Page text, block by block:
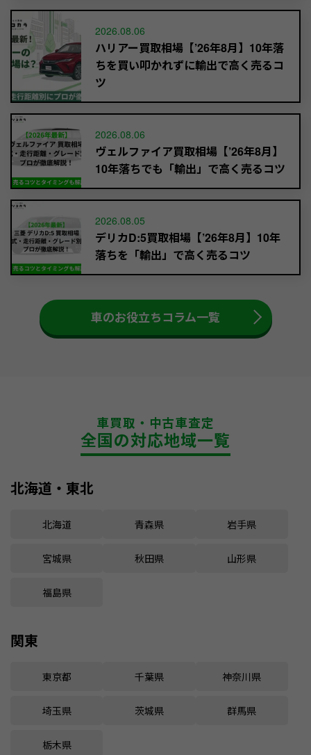
2026.08.06
ハリアー買取相場【’26年8月】10年落
ちを買い叩かれずに輸出で高く売るコ
ツ
2026.08.06
ヴェルファイア買取相場【’26年8月】
10年落ちでも「輸出」で高く売るコツ
2026.08.05
デリカD:5買取相場【’26年8月】10年
落ちを「輸出」で高く売るコツ
車のお役立ちコラム一覧
車買取・中古車査定
全国の対応地域一覧
北海道・東北
北海道 青森県 岩手県
宮城県 秋田県 山形県
福島県
関東
東京都 千葉県 神奈川県
埼玉県 茨城県 群馬県
栃木県